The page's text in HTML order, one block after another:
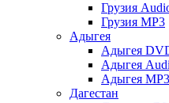
Грузия
Грузия MP3
Адыгея
Адыгея
Адыгея
Адыгея MP3
Дагестан